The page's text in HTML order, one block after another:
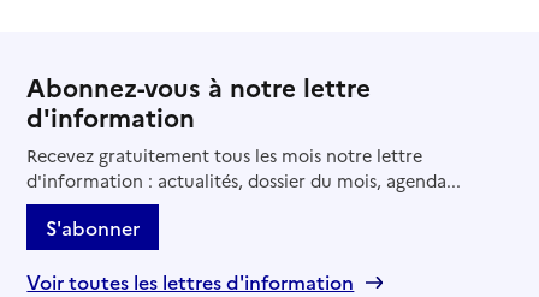
Abonnez-vous à notre lettre
d'information
Recevez gratuitement tous les mois notre lettre
d'information : actualités, dossier du mois, agenda...
S'abonner
Voir toutes les lettres d'information